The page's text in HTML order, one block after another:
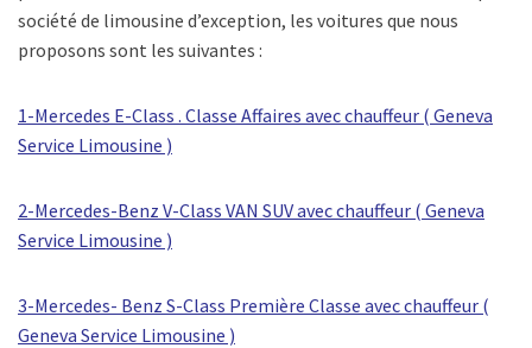
société de limousine d’exception, les voitures que nous
proposons sont les suivantes :
1-Mercedes E-Class . Classe Affaires avec chauffeur ( Geneva
Service Limousine )
2-Mercedes-Benz V-Class VAN SUV avec chauffeur ( Geneva
Service Limousine )
3-Mercedes- Benz S-Class Première Classe avec chauffeur (
Geneva Service Limousine )